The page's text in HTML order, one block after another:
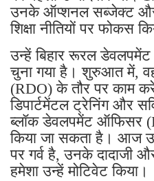
उनके ऑप्शनल सब्जेक्ट और
शिक्षा नीतियों पर फोकस
उन्हें बिहार रूरल
चुना गया है। शुरुआत में,
(RDO) के तौर पर काम
डिपार्टमेंटल ट्रेनिंग और
ब्लॉक डेवलपमेंट ऑफिसर
किया जा सकता है। आज
पर गर्व है, उनके दादाजी
हमेशा उन्हें मोटिवेट किया।